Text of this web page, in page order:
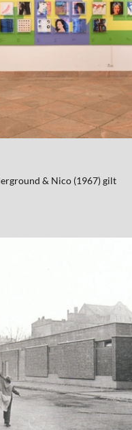
& Nico (1967) gilt